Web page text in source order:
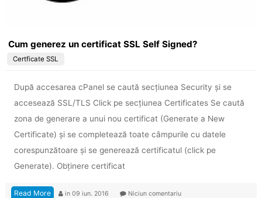
Cum generez un certificat SSL Self Signed?
Certficate SSL
După accesarea cPanel se caută secțiunea Security și se
accesează SSL/TLS Click pe secțiunea Certificates Se caută
zona de generare a unui nou certificat (Generate a New
Certificate) și se completează toate câmpurile cu datele
corespunzătoare și se generează certificatul (click pe
Generate). Obținere certificat
Read More in 09 iun. 2016 Niciun comentariu